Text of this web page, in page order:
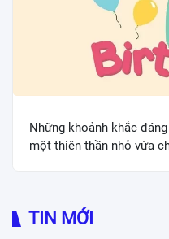
Những khoảnh khắc
một thiên thần nhỏ vừa
TIN MỚI